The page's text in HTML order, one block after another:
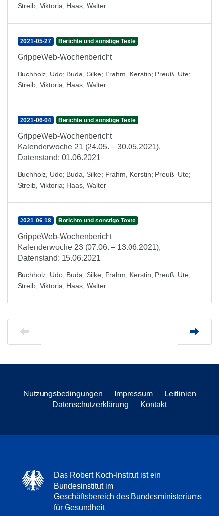
Streib, Viktoria; Haas, Walter
2021-05-27 Berichte und sonstige Texte
GrippeWeb-Wochenbericht
Buchholz, Udo; Buda, Silke; Prahm, Kerstin; Preuß, Ute;
Streib, Viktoria; Haas, Walter
2021-06-04 Berichte und sonstige Texte
GrippeWeb-Wochenbericht
Kalenderwoche 21 (24.05. – 30.05.2021),
Datenstand: 01.06.2021
Buchholz, Udo; Buda, Silke; Prahm, Kerstin; Preuß, Ute;
Streib, Viktoria; Haas, Walter
2021-06-18 Berichte und sonstige Texte
GrippeWeb-Wochenbericht
Kalenderwoche 23 (07.06. – 13.06.2021),
Datenstand: 15.06.2021
Buchholz, Udo; Buda, Silke; Prahm, Kerstin; Preuß, Ute;
Streib, Viktoria; Haas, Walter
Nutzungsbedingungen Impressum
Leitlinien
Datenschutzerklärung
Kontakt
Das Robert Koch-Institut ist ein
Bundesinstitut im
Geschäftsbereich des Bundesministeriums
für Gesundheit